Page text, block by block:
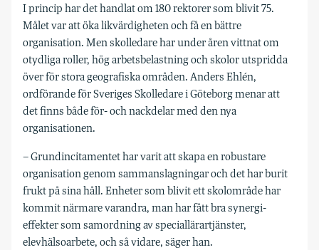
I princip har det handlat om 180 rektorer som blivit 75.
Målet var att öka likvärdigheten och få en bättre
organisation. Men skolledare har under åren vittnat om
otydliga roller, hög arbetsbelastning och skolor utspridda
över för stora geografiska områden. Anders Ehlén,
ordförande för Sveriges Skolledare i Göteborg menar att
det finns både för- och nackdelar med den nya
organisationen.
– Grundincitamentet har varit att skapa en robustare
organisation genom sammanslagningar och det har burit
frukt på sina håll. Enheter som blivit ett skolområde har
kommit närmare varandra, man har fått bra synergi­
effekter som samordning av speciallärartjänster,
elevhälsoarbete, och så vidare, säger han.